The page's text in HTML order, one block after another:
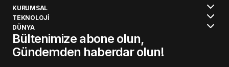
KURUMSAL
TEKNOLOJİ
DÜNYA
Bültenimize abone olun,
Gündemden haberdar olun!